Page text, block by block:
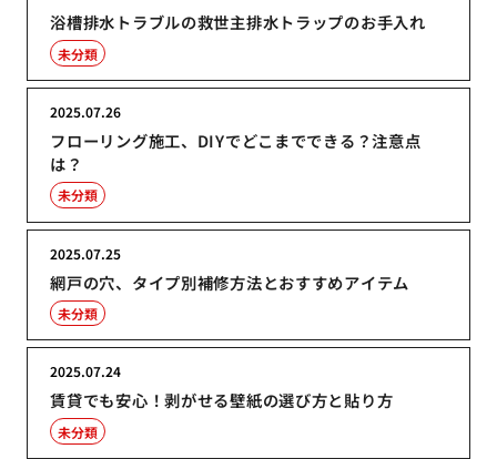
浴槽排水トラブルの救世主排水トラップのお手入れ
未分類
フローリング施工、DIYでどこまでできる？注意点
は？
2025.07.26
未分類
網戸の穴、タイプ別補修方法とおすすめアイテム
2025.07.25
未分類
賃貸でも安心！剥がせる壁紙の選び方と貼り方
2025.07.24
未分類